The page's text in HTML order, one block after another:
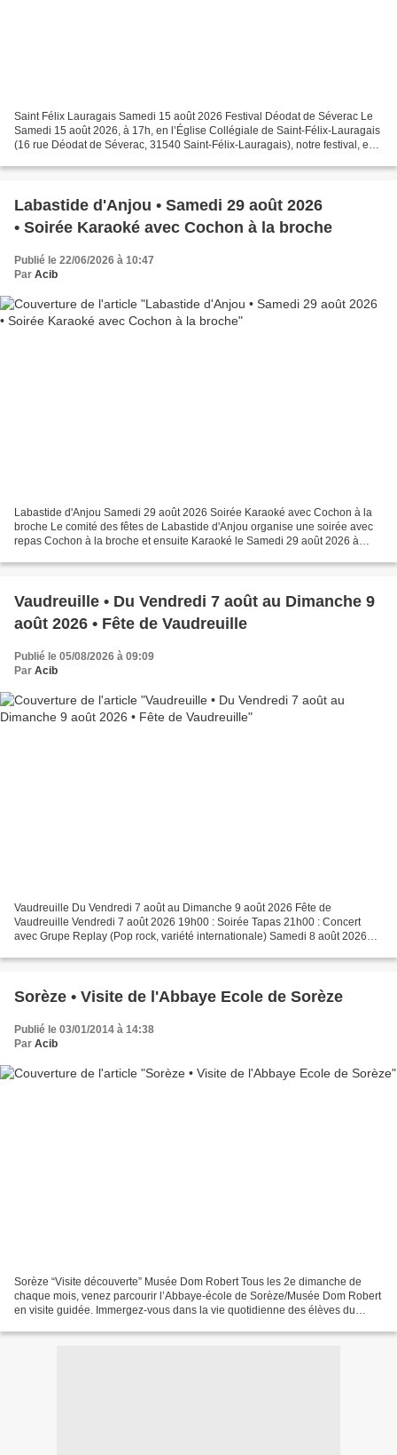
Saint Félix Lauragais Samedi 15 août 2026 Festival Déodat de Séverac Le
Samedi 15 août 2026, à 17h, en l’Église Collégiale de Saint-Félix-Lauragais
(16 rue Déodat de Séverac, 31540 Saint-Félix-Lauragais), notre festival, en
Labastide d'Anjou • Samedi 29 août 2026
• Soirée Karaoké avec Cochon à la broche
Publié le 22/06/2026 à 10:47
Par Acib
Labastide d'Anjou Samedi 29 août 2026 Soirée Karaoké avec Cochon à la
broche Le comité des fêtes de Labastide d'Anjou organise une soirée avec
repas Cochon à la broche et ensuite Karaoké le Samedi 29 août 2026 à
Vaudreuille • Du Vendredi 7 août au Dimanche 9
août 2026 • Fête de Vaudreuille
Publié le 05/08/2026 à 09:09
Par Acib
Vaudreuille Du Vendredi 7 août au Dimanche 9 août 2026 Fête de
Vaudreuille Vendredi 7 août 2026 19h00 : Soirée Tapas 21h00 : Concert
avec Grupe Replay (Pop rock, variété internationale) Samedi 8 août 2026
Sorèze • Visite de l'Abbaye Ecole de Sorèze
Publié le 03/01/2014 à 14:38
Par Acib
Sorèze “Visite découverte” Musée Dom Robert Tous les 2e dimanche de
chaque mois, venez parcourir l’Abbaye-école de Sorèze/Musée Dom Robert
en visite guidée. Immergez-vous dans la vie quotidienne des élèves du